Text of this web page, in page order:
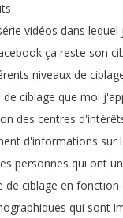
vidéos dans lequel
ça reste son
niveaux de
de ciblage que moi
des centres
d'informations sur
personnes qui ont un
de ciblage en fonction
qui sont